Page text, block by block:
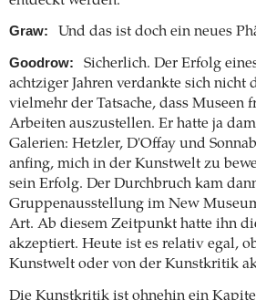
Graw: Und das ist doch ein neues
Goodrow:
Sicherlich. Der Erfolg
achtziger Jahren verdankte sich nicht
vielmehr der Tatsache, dass Museen
Arbeiten auszustellen. Er hatte ja
Galerien: Hetzler, D'Offay und
anfing, mich in der Kunstwelt zu
sein Erfolg. Der Durchbruch kam
Gruppenausstellung im New
Art. Ab diesem Zeitpunkt hatte ihn
akzeptiert. Heute ist es relativ egal,
Kunstwelt oder von der Kunstkritik
Die Kunstkritik ist ohnehin ein